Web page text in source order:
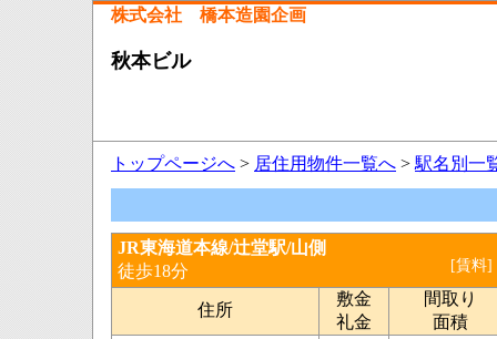
株式会社 橋本造園企画
秋本ビル
トップページへ > 居住用物件一覧へ > 駅名別一
JR東海道本線/辻堂駅/山側
徒歩18分
[賃料]
住所
敷金
礼金
間取り
面積